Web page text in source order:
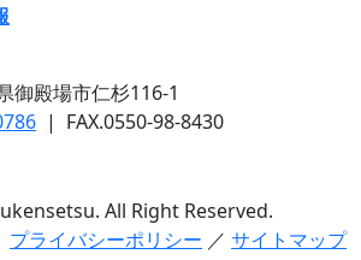
殿場市仁杉116-1
| FAX.0550-98-8430
All Right Reserved.
プライバシーポリシー ／ サイトマップ